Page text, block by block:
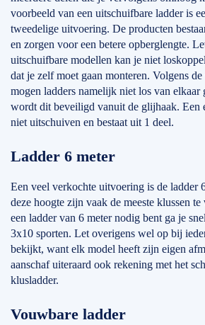
voorbeeld van een uitschuifbare ladder is
tweedelige uitvoering. De producten
en zorgen voor een betere opberglengte.
uitschuifbare modellen kan je niet
dat je zelf moet gaan monteren. Volgens
mogen ladders namelijk niet los van elkaar
wordt dit beveiligd vanuit de glijhaak. Een
niet uitschuiven en bestaat uit 1 deel.
Ladder 6 meter
Een veel verkochte uitvoering is de ladder
deze hoogte zijn vaak de meeste klussen
een ladder van 6 meter nodig bent ga je
3x10 sporten. Let overigens wel op bij
bekijkt, want elk model heeft zijn eigen
aanschaf uiteraard ook rekening met het
klusladder.
Vouwbare ladder